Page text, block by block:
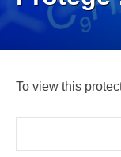
To view this